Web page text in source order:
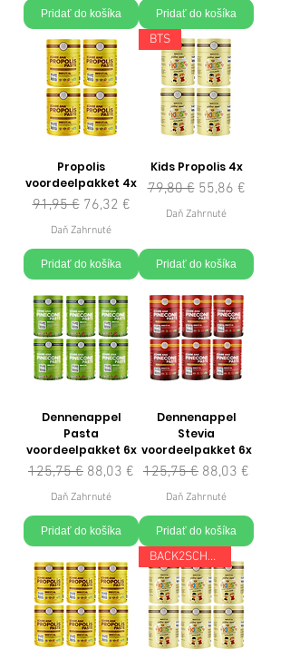
Pridať do košíka Pridať do košíka
Propolis
voordeelpakket 4x
Normálna cena
91,95 € Zľavnená cena
76,32 €
Daň Zahrnuté
Pridať do košíka
BTS
Kids Propolis 4x
Normálna cena
79,80 € Zľavnená cena
55,86 €
Daň Zahrnuté
Pridať do košíka
Dennenappel
Pasta
voordeelpakket 6x
Normálna cena
125,75 € Zľavnená cena
88,03 €
Daň Zahrnuté
Pridať do košíka
Dennenappel
Stevia
voordeelpakket 6x
Normálna cena
125,75 € Zľavnená cena
88,03 €
Daň Zahrnuté
Pridať do košíka
BACK2SCHOOL